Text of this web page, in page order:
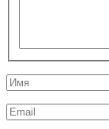
Имя
Email